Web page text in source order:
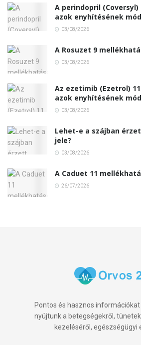
A perindopril
azok enyhítésének
03/08/2026
A Rosuzet 9
03/08/2026
Az ezetimib (Ezetrol)
azok enyhítésének
03/08/2026
Lehet-e a szájban
jele?
03/08/2026
A Caduet 11
26/07/2026
Pontos és hasznos
nyújtunk a betegségekről,
kezeléséről, egészségügyi